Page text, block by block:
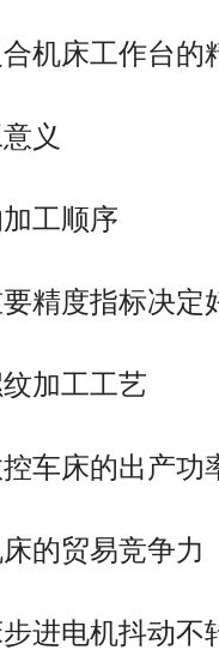
机床工作台
义
工顺序
精度指标决
加工工艺
车床的出产
的贸易竞争力
进电机抖动